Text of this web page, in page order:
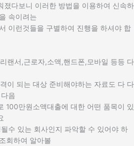
졌다보니 이러한 방법을 이용하여 신속하
속이려는
이런것들을 구별하여 진행을 하셔야 합
랜서,근로자,소액,핸드폰,모바일 등등 다
이 되는 대상 준비해야하는 자료도 다 다
음
100만원소액대출에 대한 어떤 품목이 있
수 있는 회사인지 파악할 수 있어야 하
회하여 알아볼